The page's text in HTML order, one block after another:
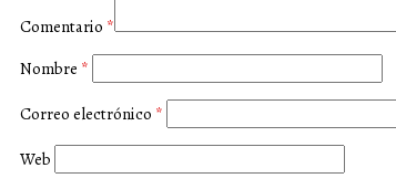
Comentario *
Nombre *
Correo electrónico *
Web